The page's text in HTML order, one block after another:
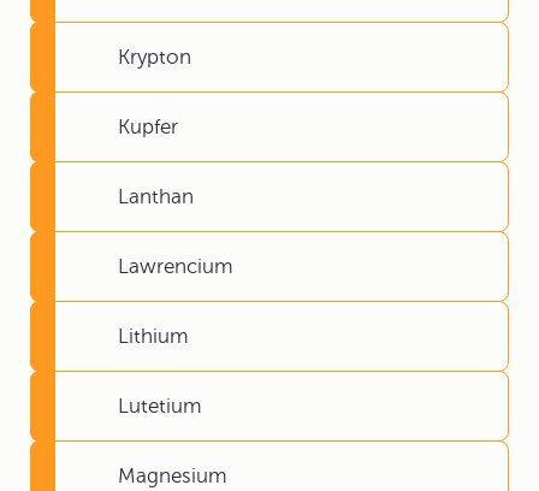
Krypton
Kupfer
Lanthan
Lawrencium
Lithium
Lutetium
Magnesium